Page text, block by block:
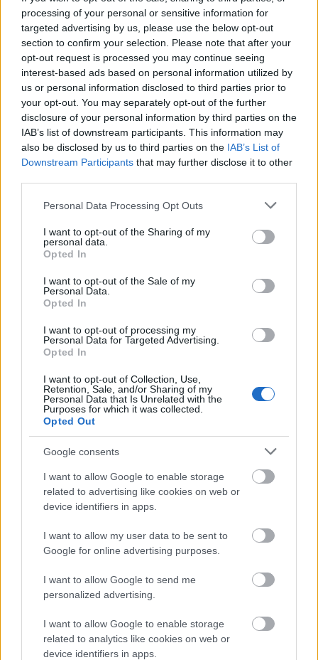
processing of your personal or sensitive information for
targeted advertising by us, please use the below opt-out
section to confirm your selection. Please note that after your
opt-out request is processed you may continue seeing
interest-based ads based on personal information utilized by
us or personal information disclosed to third parties prior to
your opt-out. You may separately opt-out of the further
disclosure of your personal information by third parties on the
IAB’s list of downstream participants. This information may
also be disclosed by us to third parties on the IAB’s List of
Downstream Participants that may further disclose it to other
Please note that this website/app uses one or more Google
not limited to your visit or usage behaviour. You may click to
grant or deny consent to Google and its third-party tags to
use your data for below specified purposes in below Google
consent section.
Personal Data Processing Opt Outs
I want to opt-out of the Sharing of my
personal data.
Opted In
I want to opt-out of the Sale of my
Personal Data.
Opted In
I want to opt-out of processing my
Personal Data for Targeted Advertising.
Opted In
I want to opt-out of Collection, Use,
Retention, Sale, and/or Sharing of my
Personal Data that Is Unrelated with the
Purposes for which it was collected.
Opted Out
Google consents
I want to allow Google to enable storage
related to advertising like cookies on web or
device identifiers in apps.
I want to allow my user data to be sent to
Google for online advertising purposes.
I want to allow Google to send me
personalized advertising.
I want to allow Google to enable storage
related to analytics like cookies on web or
device identifiers in apps.
a tartós sminkjei elkészítése, a felszívódó
testfestményei, fogyasztó és egyéb
testkezelései egyaránt.galeria"); return false;"
href="/galeria/246">Íme egy kis ízelítő a
szépségszalon szolgáltatásaiból.
Megosztás
Küldés
glamour.hu cikkeit
GLAMOUR
Kövesd a Glamour cikkeit aGoogle hírekben